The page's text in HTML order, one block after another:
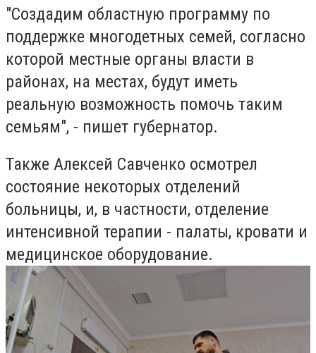
"Создадим областную программу по
поддержке многодетных семей, согласно
которой местные органы власти в
районах, на местах, будут иметь
реальную возможность помочь таким
семьям", - пишет губернатор.
Также Алексей Савченко осмотрел
состояние некоторых отделений
больницы, и, в частности, отделение
интенсивной терапии - палаты, кровати и
медицинское оборудование.